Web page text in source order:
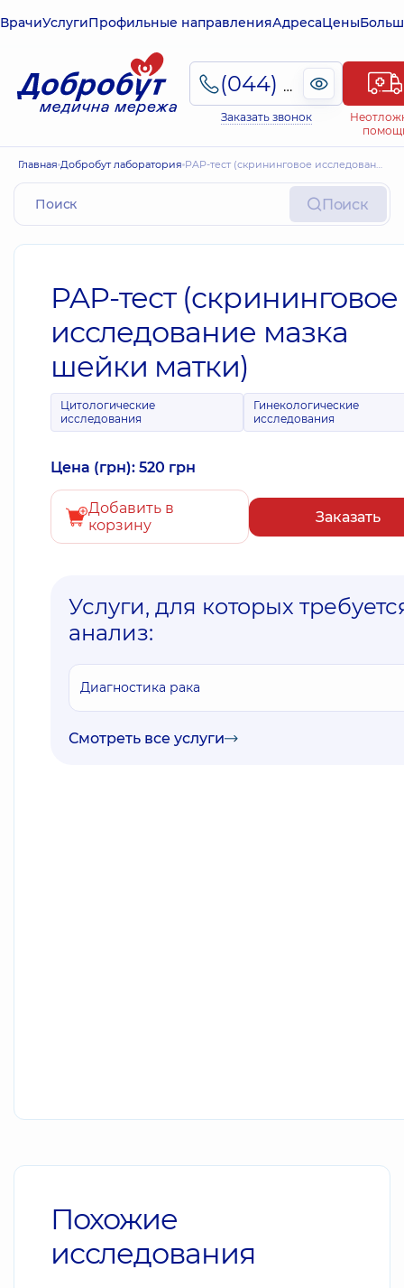
ВрачиУслугиПрофильные направленияАдресаЦены
(044) 495-2-888
Заказать звонок
Главная Добробут лаборатория PAP-тест (скрининговое исследование мазка шейки матки)
Поиск
PAP-тест (скрининговое
исследование мазка
шейки матки)
Цитологические
исследования
Гинекологические
исследования
Цена (грн): 520 грн
Добавить в
корзину
Заказать
Услуги, для которых
анализ:
Диагностика рака
Смотреть все услуги
Похожие
исследования